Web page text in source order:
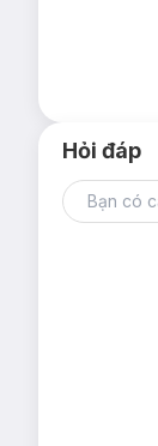
Hỏi đáp